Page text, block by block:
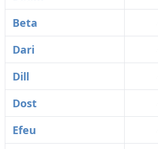
Beta
Dari
Dill
Dost
Efeu